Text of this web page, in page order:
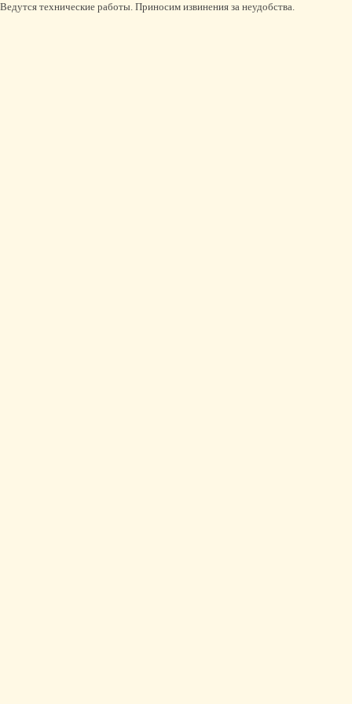
Ведутся технические работы. Приносим извинения за неудобства.